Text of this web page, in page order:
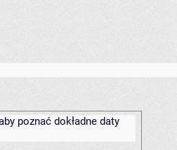
poznać dokładne daty